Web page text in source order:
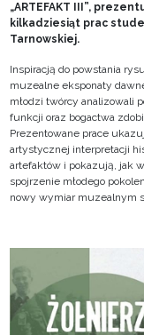
„ARTEFAKT III”,
kilkadziesiąt prac
Tarnowskiej.
Inspiracją do powstania
muzealne eksponaty
młodzi twórcy analizowali
funkcji oraz bogactwa
Prezentowane prace
artystycznej interpretacji
artefaktów i pokazują, jak
spojrzenie młodego
nowy wymiar muzealnym